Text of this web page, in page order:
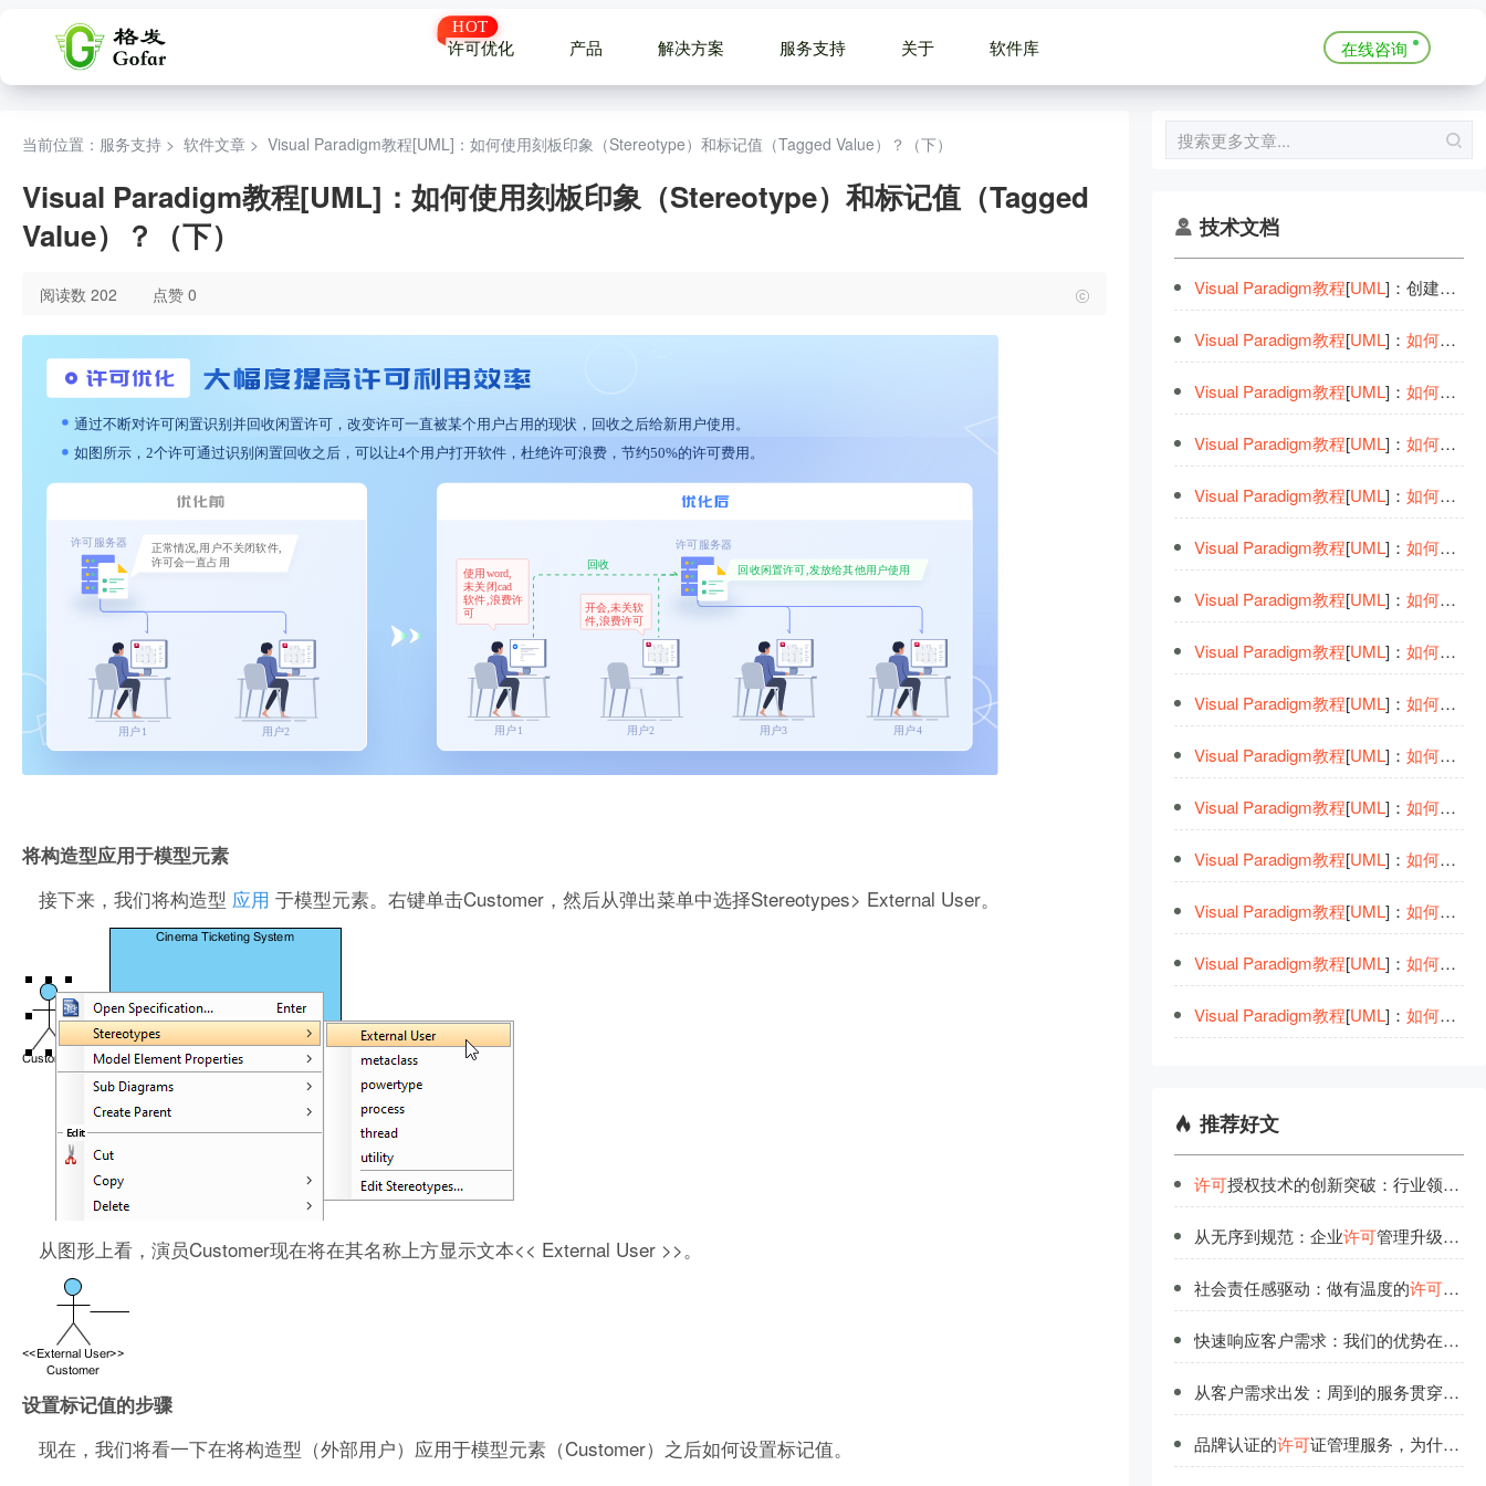
许可优化 产品 解决方案 服务支持 关于 软件库 在线咨询
当前位置：服务支持 > 软件文章 > Visual Paradigm教程[UML]：如何使用刻板印象（Stereotype）和标记值（Tagged Value）？（下）
Visual Paradigm教程[UML]：如何使用刻板印象（Stereotype）和标记值（Tagged
Value）？（下）
阅读数 202 点赞 0
将构造型应用于模型元素
接下来，我们将构造型 应用 于模型元素。右键单击Customer，然后从弹出菜单中选择Stereotypes> External User。
从图形上看，演员Customer现在将在其名称上方显示文本<< External User >>。
设置标记值的步骤
现在，我们将看一下在将构造型（外部用户）应用于模型元素（Customer）之后如何设置标记值。
技术文档
Visual Paradigm教程[UML]：创建一个具有
Visual Paradigm教程[UML]： 如何编辑
Visual Paradigm教程[UML]： 如何使
Visual Paradigm教程[UML]： 如何绘制
Visual Paradigm教程[UML]： 如何使
Visual Paradigm教程[UML]： 如何在
Visual Paradigm教程[UML]： 如何绘制
Visual Paradigm教程[UML]： 如何在
Visual Paradigm教程[UML]： 如何在
Visual Paradigm教程[UML]： 如何在
Visual Paradigm教程[UML]： 如何绘制
Visual Paradigm教程[UML]： 如何在
Visual Paradigm教程[UML]： 如何在序
Visual Paradigm教程[UML]： 如何填写
Visual Paradigm教程[UML]： 如何在
推荐好文
许可授权技术的创新突破：行业领先者的研发投入
从无序到规范：企业许可管理升级路线图
社会责任感驱动：做有温度的许可管理
快速响应客户需求：我们的优势在
许可
从客户需求出发：周到的服务贯穿
许可
品牌认证的许可证管理服务，为什么更值得信赖？